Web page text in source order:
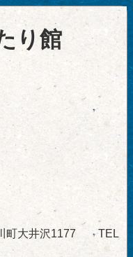
り館
町大井沢1177 TEL